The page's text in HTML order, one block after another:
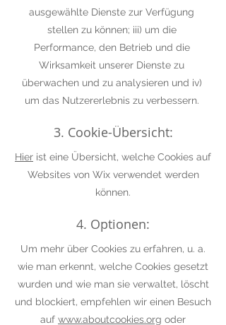
ausgewählte Dienste zur Verfügung
stellen zu können; iii) um die
Performance, den Betrieb und die
Wirksamkeit unserer Dienste zu
überwachen und zu analysieren und iv)
um das Nutzererlebnis zu verbessern.
3. Cookie-Übersicht:
Hier ist eine Übersicht, welche Cookies auf
Websites von Wix verwendet werden
können.
4. Optionen:
Um mehr über Cookies zu erfahren, u. a.
wie man erkennt, welche Cookies gesetzt
wurden und wie man sie verwaltet, löscht
und blockiert, empfehlen wir einen Besuch
auf www.aboutcookies.org oder